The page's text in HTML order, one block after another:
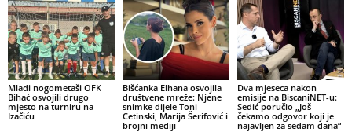
Mladi nogometaši OFK
Bihać osvojili drugo
mjesto na turniru na
Izačiću
Bišćanka Elhana osvojila
društvene mreže: Njene
snimke dijele Toni
Cetinski, Marija Šerifović i
brojni mediji
Dva mjeseca nakon
emisije na BiscaniNET-u:
Sedić poručio „Još
čekamo odgovor koji je
najavljen za sedam dana“